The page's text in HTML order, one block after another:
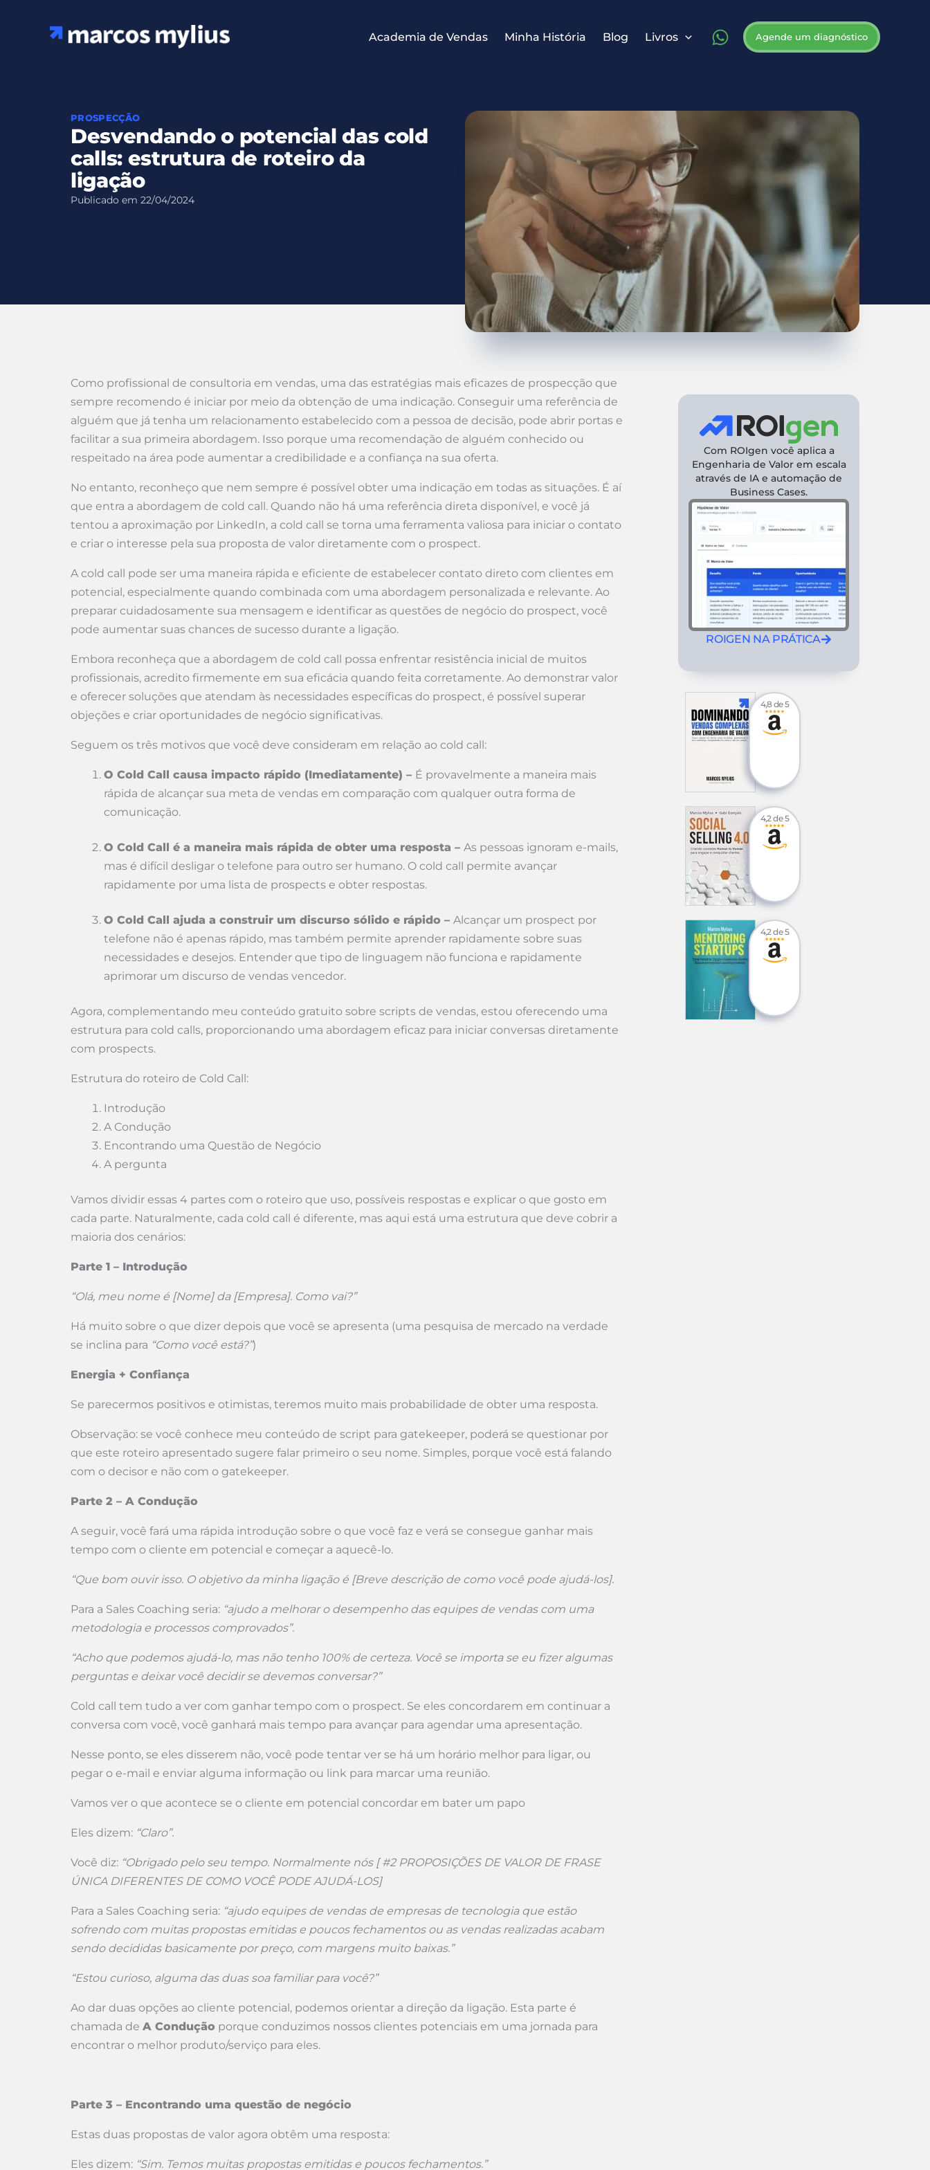
Academia de Vendas Minha História Blog Livros Agende um diagnóstico
PROSPECÇÃO
Desvendando o potencial das cold
calls: estrutura de roteiro da
ligação
Publicado em 22/04/2024
Como profissional de consultoria em vendas, uma das estratégias mais eficazes de prospecção que
sempre recomendo é iniciar por meio da obtenção de uma indicação. Conseguir uma referência de
alguém que já tenha um relacionamento estabelecido com a pessoa de decisão, pode abrir portas e
facilitar a sua primeira abordagem. Isso porque uma recomendação de alguém conhecido ou
respeitado na área pode aumentar a credibilidade e a confiança na sua oferta.
No entanto, reconheço que nem sempre é possível obter uma indicação em todas as situações. É aí
que entra a abordagem de cold call. Quando não há uma referência direta disponível, e você já
tentou a aproximação por LinkedIn, a cold call se torna uma ferramenta valiosa para iniciar o contato
e criar o interesse pela sua proposta de valor diretamente com o prospect.
A cold call pode ser uma maneira rápida e eficiente de estabelecer contato direto com clientes em
potencial, especialmente quando combinada com uma abordagem personalizada e relevante. Ao
preparar cuidadosamente sua mensagem e identificar as questões de negócio do prospect, você
pode aumentar suas chances de sucesso durante a ligação.
Embora reconheça que a abordagem de cold call possa enfrentar resistência inicial de muitos
profissionais, acredito firmemente em sua eficácia quando feita corretamente. Ao demonstrar valor
e oferecer soluções que atendam às necessidades específicas do prospect, é possível superar
objeções e criar oportunidades de negócio significativas.
Seguem os três motivos que você deve consideram em relação ao cold call:
O Cold Call causa impacto rápido (Imediatamente) – É provavelmente a maneira mais
rápida de alcançar sua meta de vendas em comparação com qualquer outra forma de
comunicação.
O Cold Call é a maneira mais rápida de obter uma resposta – As pessoas ignoram e-mails,
mas é difícil desligar o telefone para outro ser humano. O cold call permite avançar
rapidamente por uma lista de prospects e obter respostas.
O Cold Call ajuda a construir um discurso sólido e rápido – Alcançar um prospect por
telefone não é apenas rápido, mas também permite aprender rapidamente sobre suas
necessidades e desejos. Entender que tipo de linguagem não funciona e rapidamente
aprimorar um discurso de vendas vencedor.
Agora, complementando meu conteúdo gratuito sobre scripts de vendas, estou oferecendo uma
estrutura para cold calls, proporcionando uma abordagem eficaz para iniciar conversas diretamente
com prospects.
Estrutura do roteiro de Cold Call:
Introdução
A Condução
Encontrando uma Questão de Negócio
A pergunta
Vamos dividir essas 4 partes com o roteiro que uso, possíveis respostas e explicar o que gosto em
cada parte. Naturalmente, cada cold call é diferente, mas aqui está uma estrutura que deve cobrir a
maioria dos cenários:
Parte 1 – Introdução
“Olá, meu nome é [Nome] da [Empresa]. Como vai?”
Há muito sobre o que dizer depois que você se apresenta (uma pesquisa de mercado na verdade
se inclina para “Como você está?”)
Energia + Confiança
Se parecermos positivos e otimistas, teremos muito mais probabilidade de obter uma resposta.
Observação: se você conhece meu conteúdo de script para gatekeeper, poderá se questionar por
que este roteiro apresentado sugere falar primeiro o seu nome. Simples, porque você está falando
com o decisor e não com o gatekeeper.
Parte 2 – A Condução
A seguir, você fará uma rápida introdução sobre o que você faz e verá se consegue ganhar mais
tempo com o cliente em potencial e começar a aquecê-lo.
“Que bom ouvir isso. O objetivo da minha ligação é [Breve descrição de como você pode ajudá-los].
Para a Sales Coaching seria: “ajudo a melhorar o desempenho das equipes de vendas com uma
metodologia e processos comprovados”.
“Acho que podemos ajudá-lo, mas não tenho 100% de certeza. Você se importa se eu fizer algumas
perguntas e deixar você decidir se devemos conversar?”
Cold call tem tudo a ver com ganhar tempo com o prospect. Se eles concordarem em continuar a
conversa com você, você ganhará mais tempo para avançar para agendar uma apresentação.
Nesse ponto, se eles disserem não, você pode tentar ver se há um horário melhor para ligar, ou
pegar o e-mail e enviar alguma informação ou link para marcar uma reunião.
Vamos ver o que acontece se o cliente em potencial concordar em bater um papo
Eles dizem: “Claro”.
Você diz: “Obrigado pelo seu tempo. Normalmente nós [ #2 PROPOSIÇÕES DE VALOR DE FRASE
ÚNICA DIFERENTES DE COMO VOCÊ PODE AJUDÁ-LOS]
Para a Sales Coaching seria: “ajudo equipes de vendas de empresas de tecnologia que estão
sofrendo com muitas propostas emitidas e poucos fechamentos ou as vendas realizadas acabam
sendo decididas basicamente por preço, com margens muito baixas.”
“Estou curioso, alguma das duas soa familiar para você?”
Ao dar duas opções ao cliente potencial, podemos orientar a direção da ligação. Esta parte é
chamada de A Condução porque conduzimos nossos clientes potenciais em uma jornada para
encontrar o melhor produto/serviço para eles.
Parte 3 – Encontrando uma questão de negócio
Estas duas propostas de valor agora obtêm uma resposta:
Eles dizem: “Sim. Temos muitas propostas emitidas e poucos fechamentos.”
Com ROIgen você aplica a
Engenharia de Valor em escala
através de IA e automação de
Business Cases.
ROIGEN NA PRÁTICA
4,8 de 5
4,2 de 5
4,2 de 5